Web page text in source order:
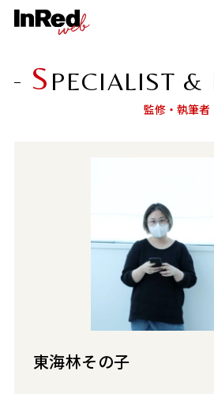
監修・執筆者
S PECIALIST &
東海林その子